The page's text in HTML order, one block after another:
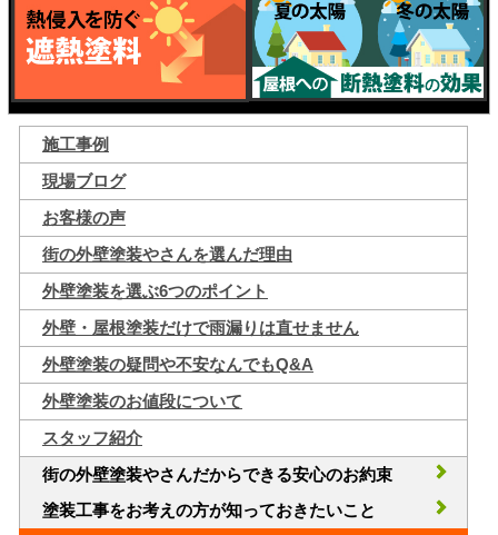
施工事例
現場ブログ
お客様の声
街の外壁塗装やさんを選んだ理由
外壁塗装を選ぶ6つのポイント
外壁・屋根塗装だけで雨漏りは直せません
外壁塗装の疑問や不安なんでもQ&A
外壁塗装のお値段について
スタッフ紹介
街の外壁塗装やさんだからできる安心のお約束
塗装工事をお考えの方が知っておきたいこと